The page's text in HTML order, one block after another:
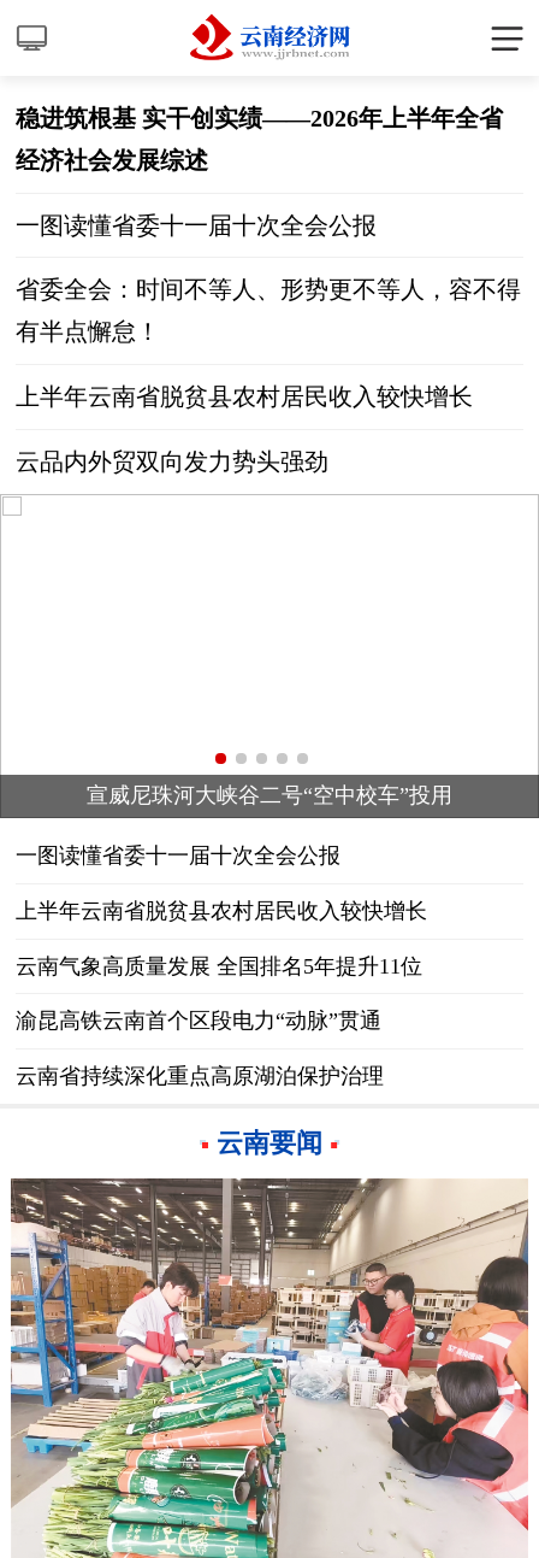
稳进筑根基 实干创实绩——2026年上半年全省
经济社会发展综述
一图读懂省委十一届十次全会公报
省委全会：时间不等人、形势更不等人，容不得
有半点懈怠！
上半年云南省脱贫县农村居民收入较快增长
云品内外贸双向发力势头强劲
号“空中校车”投用 有新进展！云南五
一图读懂省委十一届十次全会公报
上半年云南省脱贫县农村居民收入较快增长
云南气象高质量发展 全国排名5年提升11位
渝昆高铁云南首个区段电力“动脉”贯通
云南省持续深化重点高原湖泊保护治理
云南要闻